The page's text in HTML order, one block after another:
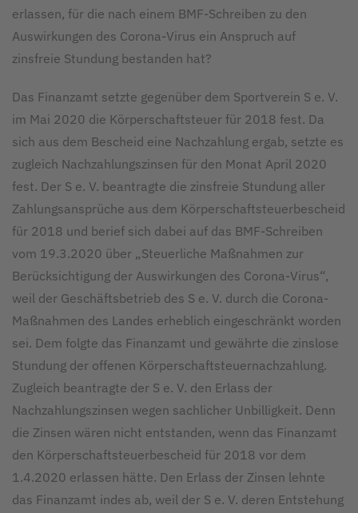
erlassen, für die nach einem BMF-Schreiben zu den
Auswirkungen des Corona-Virus ein Anspruch auf
zinsfreie Stundung bestanden hat?
Das Finanzamt setzte gegenüber dem Sportverein S e. V.
im Mai 2020 die Körperschaftsteuer für 2018 fest. Da
sich aus dem Bescheid eine Nachzahlung ergab, setzte es
zugleich Nachzahlungszinsen für den Monat April 2020
fest. Der S e. V. beantragte die zinsfreie Stundung aller
Zahlungsansprüche aus dem Körperschaftsteuerbescheid
für 2018 und berief sich dabei auf das BMF-Schreiben
vom 19.3.2020 über „Steuerliche Maßnahmen zur
Berücksichtigung der Auswirkungen des Corona-Virus“,
weil der Geschäftsbetrieb des S e. V. durch die Corona-
Maßnahmen des Landes erheblich eingeschränkt worden
sei. Dem folgte das Finanzamt und gewährte die zinslose
Stundung der offenen Körperschaftsteuernachzahlung.
Zugleich beantragte der S e. V. den Erlass der
Nachzahlungszinsen wegen sachlicher Unbilligkeit. Denn
die Zinsen wären nicht entstanden, wenn das Finanzamt
den Körperschaftsteuerbescheid für 2018 vor dem
1.4.2020 erlassen hätte. Den Erlass der Zinsen lehnte
das Finanzamt indes ab, weil der S e. V. deren Entstehung